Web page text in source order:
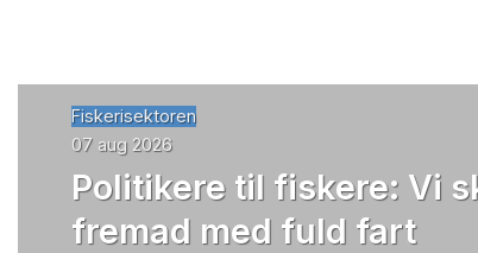
Fiskerisektoren
07 aug 2026
Politikere til fiskere: Vi
fremad med fuld fart